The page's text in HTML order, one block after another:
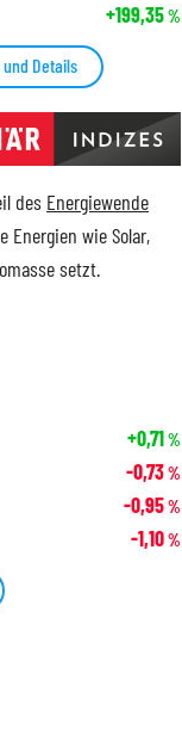
+199,35%
Details
des Energiewende
Energien wie Solar,
setzt.
+0,71%
-0,73%
-0,95%
-1,10%